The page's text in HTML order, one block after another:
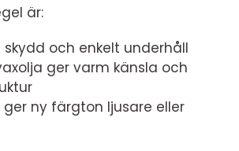
är:
skydd och enkelt underhåll
ger varm känsla och
ger ny färgton ljusare eller